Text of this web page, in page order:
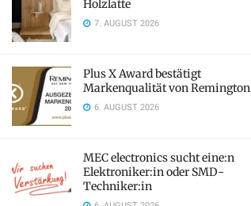
Holzlatte
7. AUGUST 2026
Plus X Award bestätigt
Markenqualität von Remington
6. AUGUST 2026
MEC electronics sucht eine:n
Elektroniker:in oder SMD-
Techniker:in